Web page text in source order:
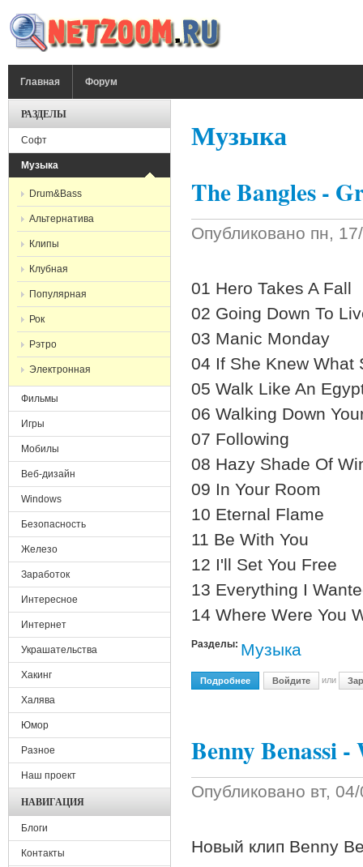
Главная Форум
Музыка
The Bangles -
Опубликовано пн,
01 Hero Takes A Fall
02 Going Down To
03 Manic Monday
04 If She Knew What
05 Walk Like An
06 Walking Down
07 Following
08 Hazy Shade Of
09 In Your Room
10 Eternal Flame
11 Be With You
12 I'll Set You Free
13 Everything I
14 Where Were You
Разделы: Музыка
Подробнее О The Bangles - Greatest
Войдите или
Benny Benassi
Опубликовано вт,
Новый клип Benny
РАЗДЕЛЫ
Софт
Музыка
Drum&Bass
Альтернатива
Клипы
Клубная
Популярная
Рок
Рэтро
Электронная
Фильмы
Игры
Мобилы
Веб-дизайн
Windows
Безопасность
Железо
Заработок
Интересное
Интернет
Украшательства
Хакинг
Халява
Юмор
Разное
Наш проект
НАВИГАЦИЯ
Блоги
Контакты